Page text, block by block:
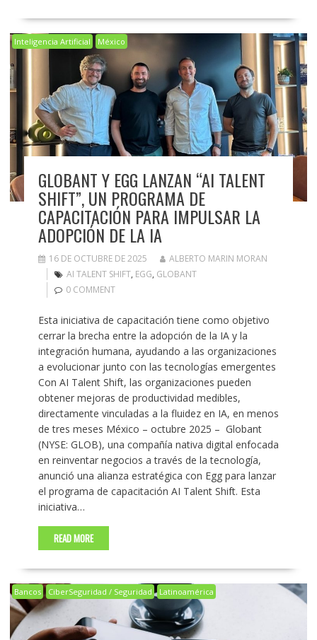
Inteligencia Artificial México
GLOBANT Y EGG LANZAN “AI TALENT
SHIFT”, UN PROGRAMA DE
CAPACITACIÓN PARA IMPULSAR LA
ADOPCIÓN DE LA IA
16 DE OCTUBRE DE 2025
ALBERTO MARIN MORAN
AI TALENT SHIFT, EGG, GLOBANT
0 COMMENT
Esta iniciativa de capacitación tiene como objetivo
cerrar la brecha entre la adopción de la IA y la
integración humana, ayudando a las organizaciones
a evolucionar junto con las tecnologías emergentes
Con AI Talent Shift, las organizaciones pueden
obtener mejoras de productividad medibles,
directamente vinculadas a la fluidez en IA, en menos
de tres meses México – octubre 2025 – Globant
(NYSE: GLOB), una compañía nativa digital enfocada
en reinventar negocios a través de la tecnología,
anunció una alianza estratégica con Egg para lanzar
el programa de capacitación AI Talent Shift. Esta
iniciativa…
READ MORE
Bancos CiberSeguridad / Seguridad Latinoamérica